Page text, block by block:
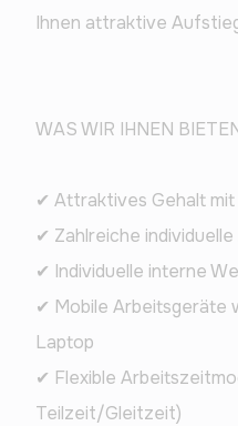
Ihnen attraktive
WAS WIR IHNEN
✔ Attraktives Gehalt
✔ Zahlreiche
✔ Individuelle interne
✔ Mobile Arbeitsgeräte
Laptop
✔ Flexible
Teilzeit/Gleitzeit)